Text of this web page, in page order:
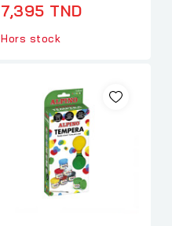
7,395 TND
Hors stock